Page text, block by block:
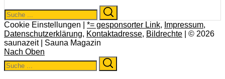
Search
for:
Cookie Einstellungen | *= gesponsorter Link, Impressum,
Datenschutzerklärung, Kontaktadresse, Bildrechte | © 2026
saunazeit | Sauna Magazin
Nach Oben
Search
for: